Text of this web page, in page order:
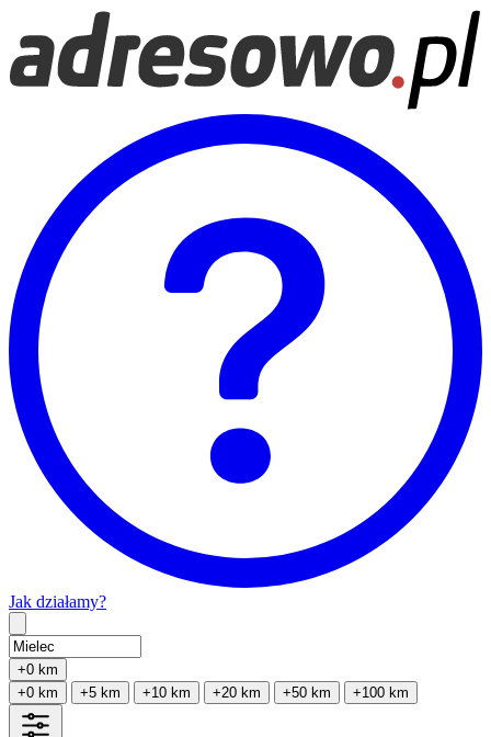
Jak działamy?
+0 km
+0 km
+5 km +10 km +20 km +50 km +100 km